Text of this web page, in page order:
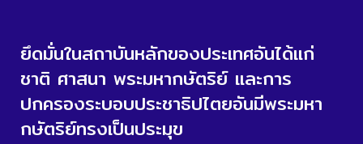
ยึดมั่นในสถาบันหลักของประเทศอันได้แก่
ชาติ ศาสนา พระมหากษัตริย์ และการ
ปกครองระบอบประชาธิปไตยอันมีพระมหา
กษัตริย์ทรงเป็นประมุข